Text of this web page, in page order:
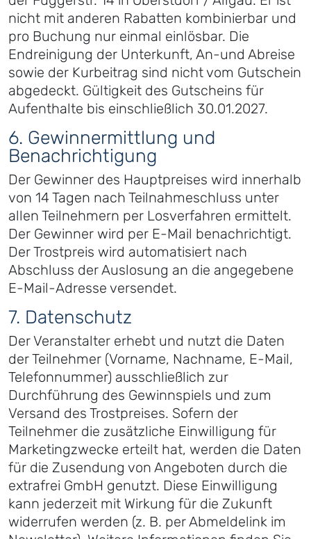
nicht mit anderen Rabatten kombinierbar und
pro Buchung nur einmal einlösbar. Die
Endreinigung der Unterkunft, An-und Abreise
sowie der Kurbeitrag sind nicht vom Gutschein
abgedeckt. Gültigkeit des Gutscheins für
Aufenthalte bis einschließlich 30.01.2027.
6. Gewinnermittlung und
Benachrichtigung
Der Gewinner des Hauptpreises wird innerhalb
von 14 Tagen nach Teilnahmeschluss unter
allen Teilnehmern per Losverfahren ermittelt.
Der Gewinner wird per E-Mail benachrichtigt.
Der Trostpreis wird automatisiert nach
Abschluss der Auslosung an die angegebene
E-Mail-Adresse versendet.
7. Datenschutz
Der Veranstalter erhebt und nutzt die Daten
der Teilnehmer (Vorname, Nachname, E-Mail,
Telefonnummer) ausschließlich zur
Durchführung des Gewinnspiels und zum
Versand des Trostpreises. Sofern der
Teilnehmer die zusätzliche Einwilligung für
Marketingzwecke erteilt hat, werden die Daten
für die Zusendung von Angeboten durch die
extrafrei GmbH genutzt. Diese Einwilligung
kann jederzeit mit Wirkung für die Zukunft
widerrufen werden (z. B. per Abmeldelink im